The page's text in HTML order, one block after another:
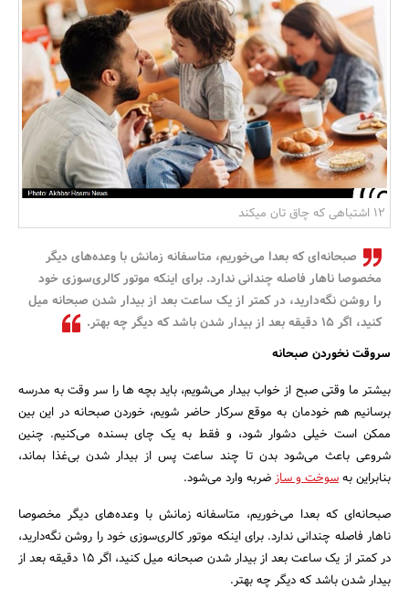
بانک، بیمه و سرمایه
مسکن و ساختمان
12 اشتباهی که چاق تان میکند
صبحانه‌ای که بعدا می‌خوریم، متاسفانه زمانش با وعده‌های دیگر
مخصوصا ناهار فاصله چندانی ندارد. برای اینکه موتور کالری‌سوزی خود
را روشن نگه‌دارید، در کمتر از یک ساعت بعد از بیدار شدن صبحانه میل
کنید، اگر 15 دقیقه بعد از بیدار شدن باشد که دیگر چه بهتر.
سروقت نخوردن صبحانه
بیشتر ما وقتی صبح از خواب بیدار می‌شویم، باید بچه ها را سر وقت به مدرسه
برسانیم هم خودمان به موقع سرکار حاضر شویم، خوردن صبحانه در این بین
ممکن است خیلی دشوار شود، و فقط به یک چای بسنده می‌کنیم. چنین
شروعی باعث می‌شود بدن تا چند ساعت پس از بیدار شدن بی‌غذا بماند،
بنابراین بهسوخت و سازضربه وارد می‌شود.
صبحانه‌ای که بعدا می‌خوریم، متاسفانه زمانش با وعده‌های دیگر مخصوصا
ناهار فاصله چندانی ندارد. برای اینکه موتور کالری‌سوزی خود را روشن نگه‌دارید،
در کمتر از یک ساعت بعد از بیدار شدن صبحانه میل کنید، اگر 15 دقیقه بعد از
بیدار شدن باشد که دیگر چه بهتر.